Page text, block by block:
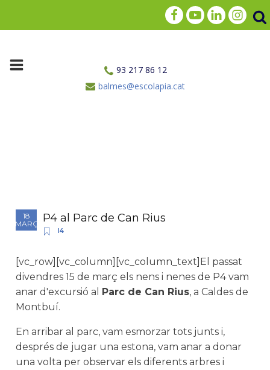
93 217 86 12
balmes@escolapia.cat
18
MARÇ
P4 al Parc de Can Rius
I4
[vc_row][vc_column][vc_column_text]El passat
divendres 15 de març els nens i nenes de P4 vam
anar d'excursió al Parc de Can Rius, a Caldes de
Montbuí.
En arribar al parc, vam esmorzar tots junts i,
després de jugar una estona, vam anar a donar
una volta per observar els diferents arbres i